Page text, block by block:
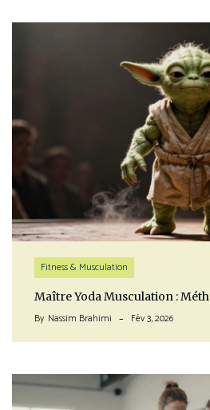
Fitness & Musculation
Maître Yoda Musculation :
By Nassim Brahimi Fév 3, 2026